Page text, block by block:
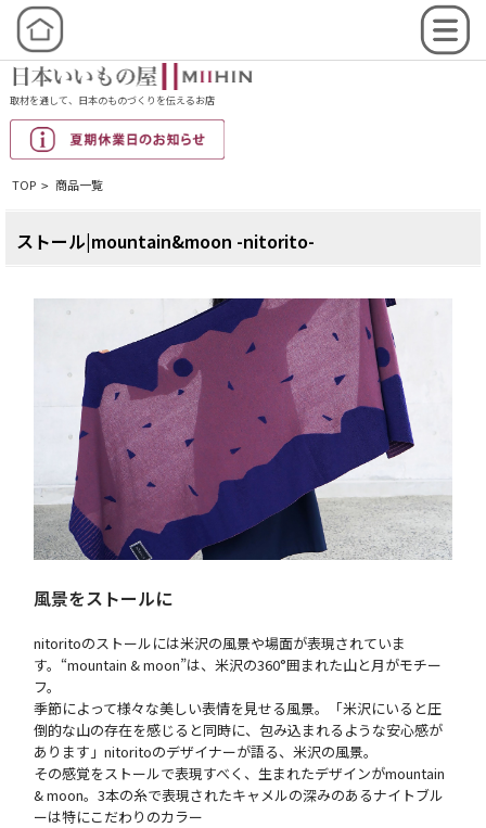
取材を通して、日本のものづくりを伝えるお店
TOP > 商品一覧
ストール|mountain&moon -nitorito-
風景をストールに
nitoritoのストールには米沢の風景や場面が表現されていま
す。“mountain & moon”は、米沢の360°囲まれた山と月がモチー
フ。
季節によって様々な美しい表情を見せる風景。「米沢にいると圧
倒的な山の存在を感じると同時に、包み込まれるような安心感が
あります」nitoritoのデザイナーが語る、米沢の風景。
その感覚をストールで表現すべく、生まれたデザインがmountain
& moon。3本の糸で表現されたキャメルの深みのあるナイトブル
ーは特にこだわりのカラー